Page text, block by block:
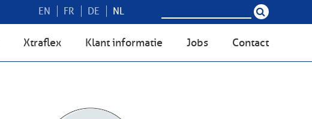
EN FR DE NL
Xtraflex Klant informatie Jobs Contact